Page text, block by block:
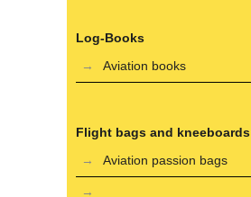
Log-Books
Aviation books
Flight bags and kneeboards
Aviation passion bags